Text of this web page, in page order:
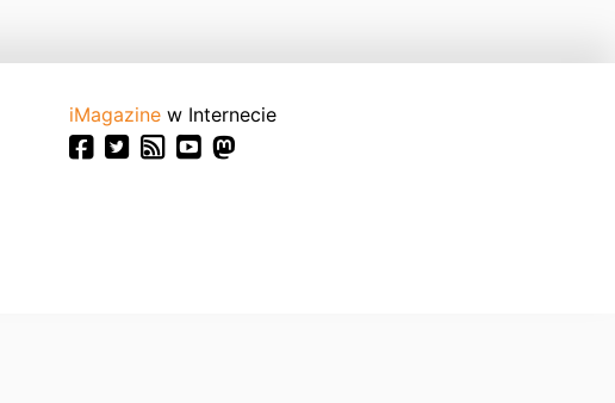
iMagazine w Internecie